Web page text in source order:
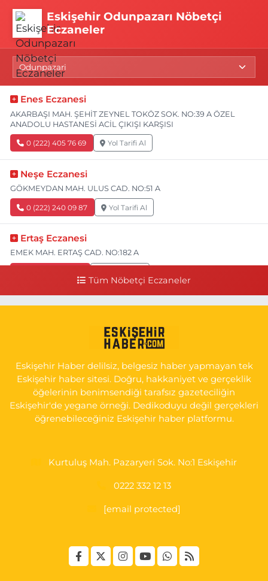
Eskişehir Odunpazarı Nöbetçi
Eczaneler
Enes Eczanesi
AKARBAŞI MAH. ŞEHİT ZEYNEL TOKÖZ SOK. NO:39 A ÖZEL
ANADOLU HASTANESİ ACİL ÇIKIŞI KARŞISI
0 (222) 405 76 69 Yol Tarifi Al
Neşe Eczanesi
GÖKMEYDAN MAH. ULUS CAD. NO:51 A
0 (222) 240 09 87 Yol Tarifi Al
Ertaş Eczanesi
EMEK MAH. ERTAŞ CAD. NO:182 A
YAN SOKAĞI POLİKLİNİK KAPISI TAM KARŞISI I
Yol Tarifi Al
Tüm Nöbetçi Eczaneler
Eskişehir Haber delilsiz, belgesiz haber yapmayan tek
Eskişehir haber sitesi. Doğru, hakkaniyet ve gerçeklik
öğelerinin benimsendiği tarafsız gazeteciliğin
Eskişehir'de yegane örneği. Dedikoduyu değil gerçekleri
öğrenebileceğiniz Eskişehir haber platformu.
Kurtuluş Mah. Pazaryeri Sok. No:1 Eskişehir
0222 332 12 13
[email protected]